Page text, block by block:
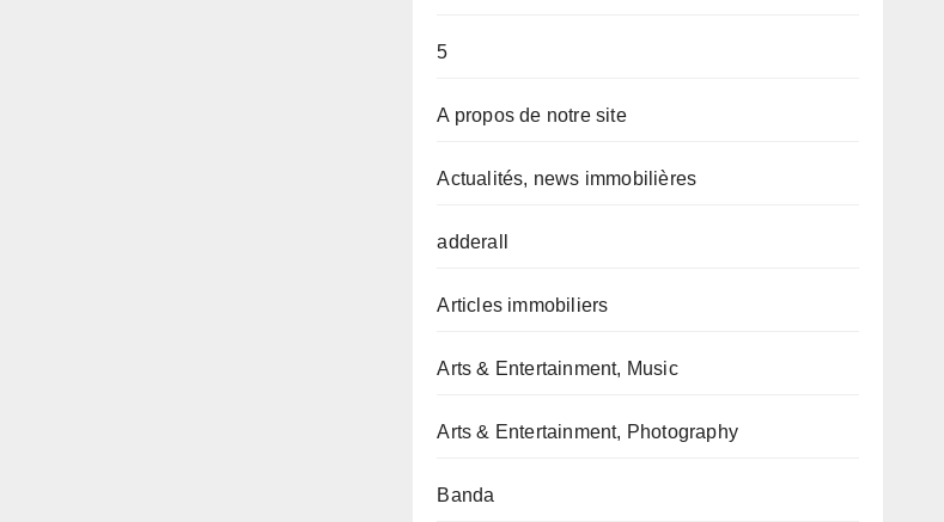
5
A propos de notre site
Actualités, news immobilières
adderall
Articles immobiliers
Arts & Entertainment, Music
Arts & Entertainment, Photography
Banda